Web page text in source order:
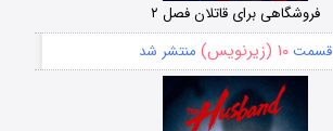
فروشگاهی برای قاتلان فصل ۲
قسمت۱۰ (زیرنویس) منتشر شد